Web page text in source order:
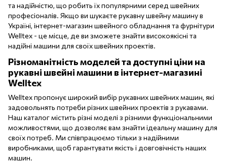
та надійністю, що робить їх популярними серед швейних
професіоналів. Якщо ви шукаєте рукавну швейну машину в
Україні, інтернет-магазин швейного обладнання та фурнітури
Welltex - це місце, де ви зможете знайти високоякісні та
надійні машини для своїх швейних проектів.
Різноманітність моделей та доступні ціни на
рукавні швейні машини в інтернет-магазині
Welltex
Welltex пропонує широкий вибір рукавних швейних машин, які
задовольнять потреби різних швейних проектів з рукавами.
Наш каталог містить різні моделі з різними функціональними
можливостями, що дозволяє вам знайти ідеальну машину для
своїх потреб. Ми співпрацюємо тільки з надійними
виробниками, щоб гарантувати якість і довговічність наших
машин.